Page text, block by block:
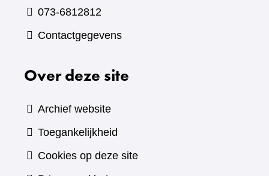
073-6812812
Contactgegevens
Over deze site
Archief website
Toegankelijkheid
Cookies op deze site